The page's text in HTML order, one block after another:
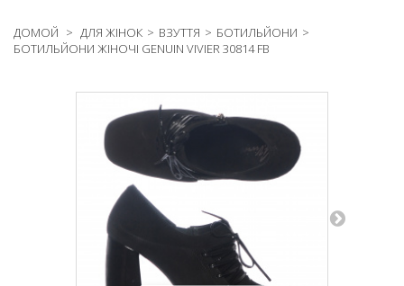
ДОМОЙ > ДЛЯ ЖІНОК > ВЗУТТЯ > БОТИЛЬЙОНИ >
БОТИЛЬЙОНИ ЖІНОЧІ GENUIN VIVIER 30814 FB